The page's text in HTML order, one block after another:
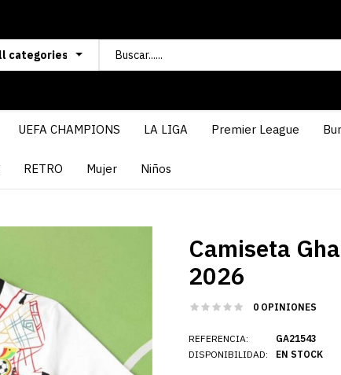
UEFA CHAMPIONS LA LIGA Premier League
RETRO Mujer Niños
Camiseta
2026
0 OPINIONES
REFERENCIA:
DISPONIBILIDAD:
GA21543
EN STOCK